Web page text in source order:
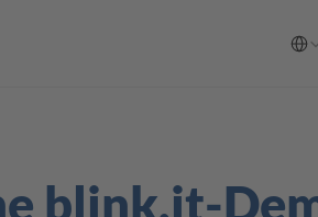
blink.it-